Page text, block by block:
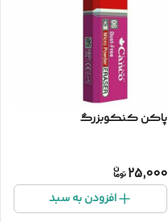
پاکن کنکوبزرگ
25,000
افزودن به سبد